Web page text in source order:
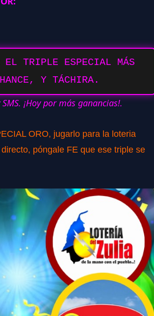
TRIPLE ESPECIAL MÁS
Y TÁCHIRA.
¡Hoy por más ganancias!.
ORO, jugarlo para la loteria
póngale FE que ese triple se